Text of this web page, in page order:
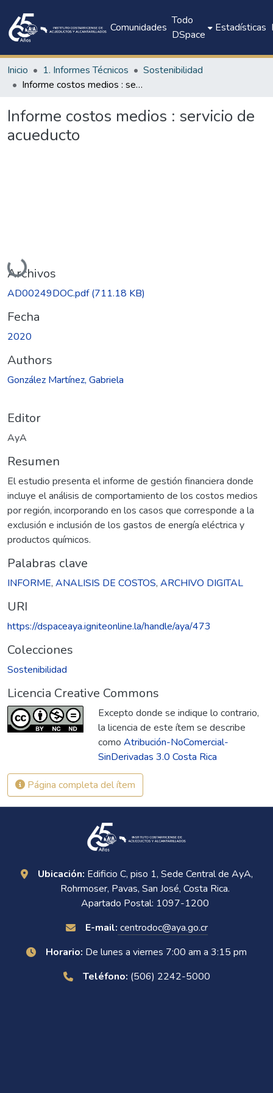
Comunidades
Todo
DSpace
Estadísticas
Inicio 1. Informes Técnicos
Sostenibilidad
Informe costos medios : servicio de acueducto
Informe costos medios : servicio de
acueducto
Cargando...
Archivos
AD00249DOC.pdf(711.18 KB)
Fecha
2020
Authors
González Martínez, Gabriela
Editor
AyA
Resumen
El estudio presenta el informe de gestión financiera donde
incluye el análisis de comportamiento de los costos medios
por región, incorporando en los casos que corresponde a la
exclusión e inclusión de los gastos de energía eléctrica y
productos químicos.
Palabras clave
INFORME, ANALISIS DE COSTOS, ARCHIVO DIGITAL
URI
https://dspaceaya.igniteonline.la/handle/aya/473
Colecciones
Sostenibilidad
Licencia Creative Commons
Excepto donde se indique lo contrario,
la licencia de este ítem se describe
como Atribución-NoComercial-
SinDerivadas 3.0 Costa Rica
Página completa del ítem
Ubicación: Edificio C, piso 1, Sede Central de AyA,
Rohrmoser, Pavas, San José, Costa Rica.
Apartado Postal: 1097-1200
E-mail: centrodoc@aya.go.cr
Horario: De lunes a viernes 7:00 am a 3:15 pm
Teléfono: (506) 2242-5000